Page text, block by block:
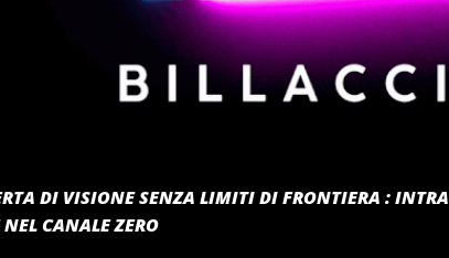
DI VISIONE SENZA LIMITI DI FRONTIERA :
NEL CANALE ZERO